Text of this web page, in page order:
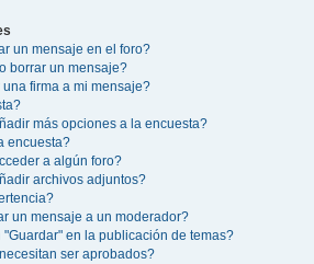
un mensaje en el foro?
borrar un mensaje?
firma a mi mensaje?
más opciones a la encuesta?
encuesta?
a algún foro?
archivos adjuntos?
un mensaje a un moderador?
en la publicación de temas?
ser aprobados?